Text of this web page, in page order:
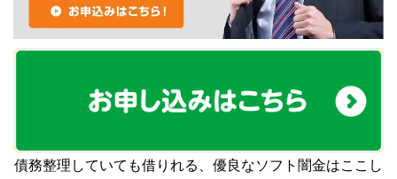
債務整理していても借りれる、優良なソフト闇金はここし